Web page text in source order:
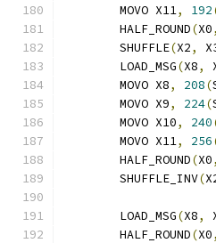
	MOVO X11
, 192
	HALF_ROUND
(X0,
	SHUFFLE
(X2,
	LOAD_MSG
(X8,
	MOVO X8
, 208(
	MOVO X9
, 224(
	MOVO X10
, 240
	MOVO X11
, 256
	HALF_ROUND
(X0,
	SHUFFLE_INV
(
	LOAD_MSG
(X8,
	HALF_ROUND
(X0,